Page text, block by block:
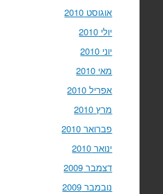
אוגוסט 2010
יולי 2010
יוני 2010
מאי 2010
אפריל 2010
מרץ 2010
פברואר 2010
ינואר 2010
דצמבר 2009
נובמבר 2009